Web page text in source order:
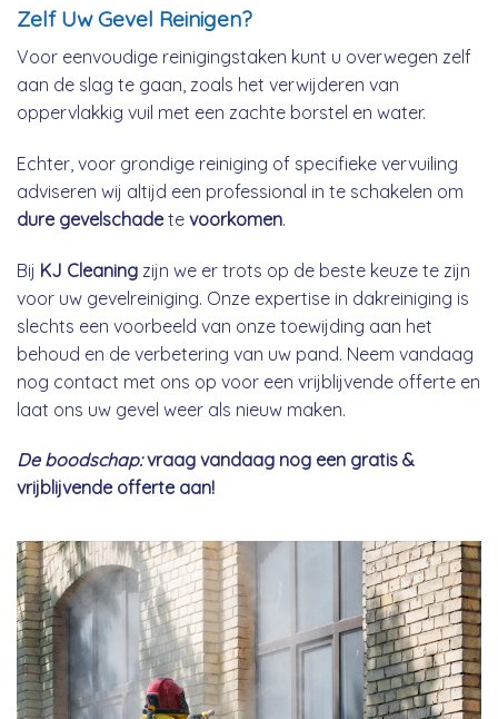
Zelf Uw Gevel Reinigen?
Voor eenvoudige reinigingstaken kunt u overwegen zelf
aan de slag te gaan, zoals het verwijderen van
oppervlakkig vuil met een zachte borstel en water.
Echter, voor grondige reiniging of specifieke vervuiling
adviseren wij altijd een professional in te schakelen om
dure gevelschadete voorkomen.
Bij KJ Cleaning zijn we er trots op de beste keuze te zijn
voor uw gevelreiniging. Onze expertise in dakreiniging is
slechts een voorbeeld van onze toewijding aan het
behoud en de verbetering van uw pand. Neem vandaag
nog contact met ons op voor een vrijblijvende offerte en
laat ons uw gevel weer als nieuw maken.
De boodschap:vraag vandaag nog een gratis &
vrijblijvende offerte aan!